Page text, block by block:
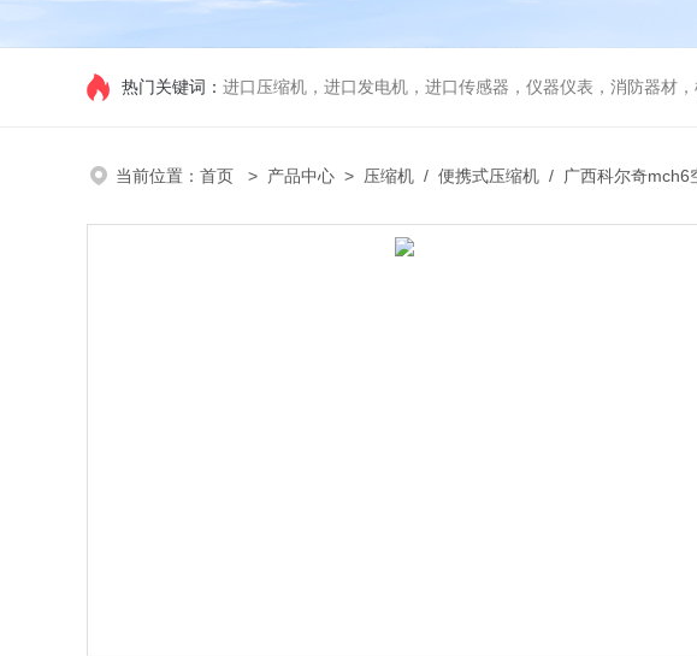
热门关键词： 进口压缩机，进口发电机，进口传感器，仪器仪表，消防器材
当前位置： 首页 > 产品中心 > 压缩机 / 便携式压缩机 / 广西科尔奇mch6